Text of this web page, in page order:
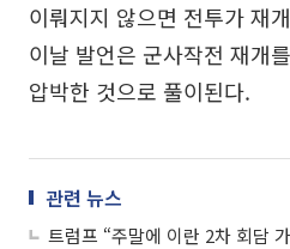
이뤄지지 않으면 전투가 재
이날 발언은 군사작전 재개
압박한 것으로 풀이된다.
관련 뉴스
트럼프 “주말에 이란 2차 회담